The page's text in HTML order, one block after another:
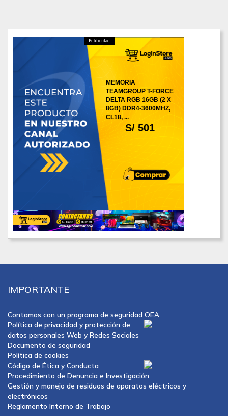
Publicidad
S/ 501
MEMORIA
TEAMGROUP T-FORCE
DELTA RGB 16GB (2 X
8GB) DDR4-3600MHZ,
CL18, ...
IMPORTANTE
Contamos con un programa de seguridad OEA
Política de privacidad y protección de
datos personales Web y Redes Sociales
Documento de seguridad
Política de cookies
Código de Ética y Conducta
Procedimiento de Denuncia e Investigación
Gestión y manejo de residuos de aparatos eléctricos y
electrónicos
Reglamento Interno de Trabajo